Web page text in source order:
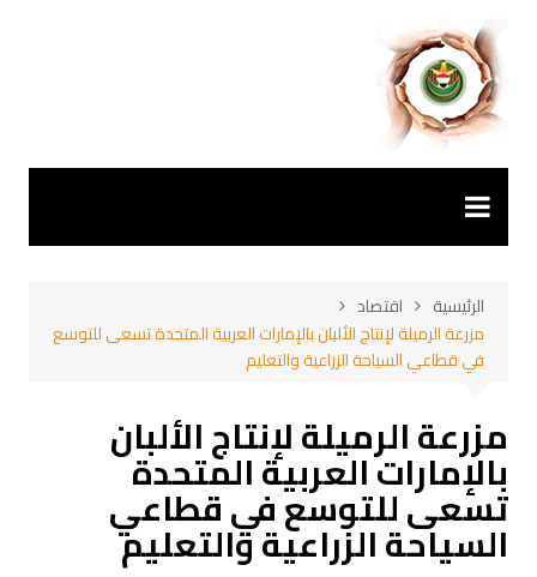
المحتوى
الرئيسية
اقتصاد
مزرعة الرميلة لإنتاج الألبان بالإمارات العربية المتحدة تسعى للتوسع
في قطاعي السياحة الزراعية والتعليم
مزرعة الرميلة لإنتاج الألبان
بالإمارات العربية المتحدة
تسعى للتوسع في قطاعي
السياحة الزراعية والتعليم